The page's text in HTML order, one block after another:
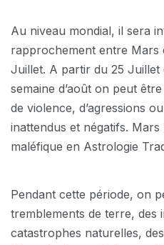
Au niveau mondial, il sera
rapprochement entre Mars
Juillet. A partir du 25 Juillet
semaine d’août on peut
de violence, d’agressions
inattendus et négatifs.
maléfique en Astrologie
Pendant cette période, on
tremblements de terre, des
catastrophes naturelles,